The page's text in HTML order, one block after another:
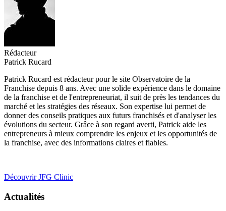
Rédacteur
Patrick Rucard
Patrick Rucard est rédacteur pour le site Observatoire de la
Franchise depuis 8 ans. Avec une solide expérience dans le domaine
de la franchise et de l'entrepreneuriat, il suit de près les tendances du
marché et les stratégies des réseaux. Son expertise lui permet de
donner des conseils pratiques aux futurs franchisés et d'analyser les
évolutions du secteur. Grâce à son regard averti, Patrick aide les
entrepreneurs à mieux comprendre les enjeux et les opportunités de
la franchise, avec des informations claires et fiables.
Découvrir JFG Clinic
Actualités